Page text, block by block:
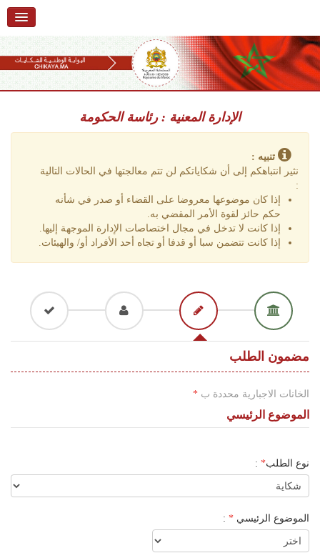
استقبال
حول البوابة
تتبع شكاية
تقديم ملاحظة
تقديم إقتراح
أسئلة وأجوبة
أرقام الشكايات
اللغة
Français
content
الإدارة المعنية : رئاسة الحكومة
تنبيه :
نثير انتباهكم إلى أن شكاياتكم لن تتم معالجتها في الحالات التالية
:
إذا كان موضوعها معروضا على القضاء أو صدر في شأنه
حكم حائز لقوة الأمر المقضي به.
إذا كانت لا تدخل في مجال اختصاصات الإدارة الموجهة إليها.
إذا كانت تتضمن سبا أو قدفا أو تجاه أحد الأفراد أو/ والهيئات.
مضمون الطلب
الخانات الاجبارية محددة ب *
الموضوع الرئيسي
نوع الطلب*
:
الموضوع الرئيسي *
: